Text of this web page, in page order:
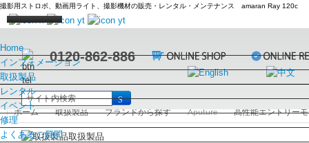
撮影用ストロボ、動画用ライト、撮影機材の販売・レンタル・メンテナンス amaran Ray 120c
0120-862-886
ホーム 取扱製品 ブランドから探す Aputure 高性能エントリー
取扱製品
Home
インフォメーション
ニュース
2026
2025
2024
2023
ブログ
#broncolor
#kobold
#FRUBO
導入事例
動画ライブラリー
#broncolor(ブロンカラー)
おすすめセット
取扱製品
ブランドから探す
broncolor
電源部
サトス
モノブロックストロボ
Aputure
Aputure製品
Calibrite
カテゴリから探す
中判カメラ
ライト
レンタル
機材レンタル
日数割引サービス
学割キャンペーン
レンタルスタジオ
ブロンスタジオ
スキャナーレンタルルーム
イベント
オープンスタジオ
過去開催レポート
ライティングセミナー
修理
修理を依頼する
よくあるご質問